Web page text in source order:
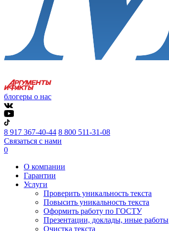
блогеры о нас
8 917 367-40-44 8 800 511-31-08
Связаться с нами
0
О компании
Гарантии
Услуги
Проверить уникальность текста
Повысить уникальность текста
Оформить работу по ГОСТУ
Презентации, доклады, иные работы
Очистка текста